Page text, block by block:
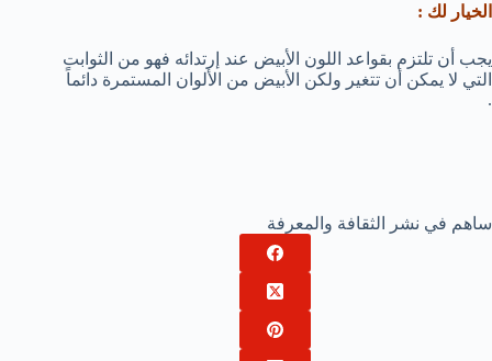
الخيار لك :
يجب أن تلتزم بقواعد اللون الأبيض عند إرتدائه فهو من الثوابت
التي لا يمكن أن تتغير ولكن الأبيض من الألوان المستمرة دائماً
.
ساهم في نشر الثقافة والمعرفة